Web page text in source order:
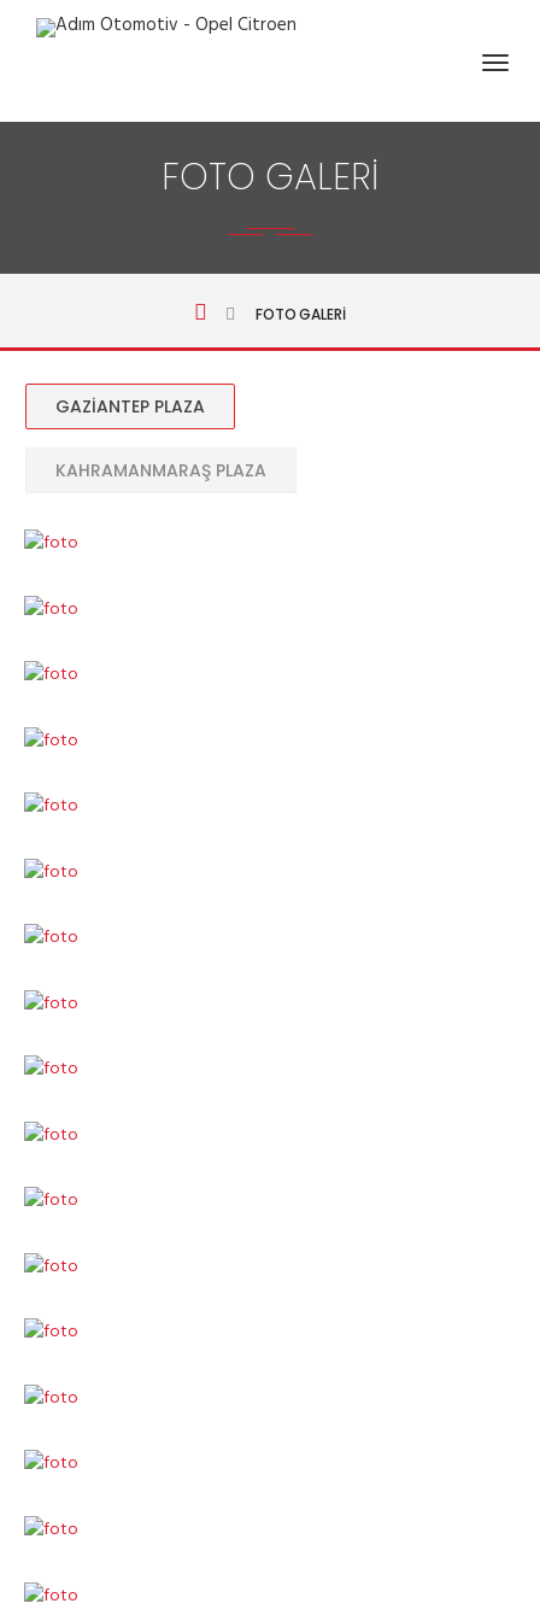
FOTO GALERİ
FOTO GALERİ
GAZIANTEP PLAZA
KAHRAMANMARAŞ PLAZA